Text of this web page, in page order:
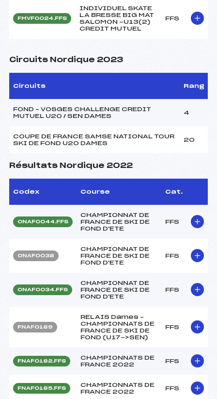
FMVF0024.FFS
INDIVIDUEL SKATE
LA BRESSE BIG MAT
SALOMON -U13(2)
CREDIT MUTUEL
FFS
Circuits Nordique 2023
Circuits Rang
FOND – VOSGES CHALLENGE CREDIT
MUTUEL U20 / SEN DAMES
4
COUPE DE FRANCE SAMSE NATIONAL TOUR
SKI DE FOND U20 DAMES
20
Résultats Nordique 2022
Codex Course Cat.
ONAF0044.FFS
CHAMPIONNAT DE
FRANCE DE SKI DE
FOND D'ETE
FFS
ONAF0038
CHAMPIONNAT DE
FRANCE DE SKI DE
FOND D'ETE
FFS
ONAF0034.FFS
CHAMPIONNAT DE
FRANCE DE SKI DE
FOND D'ETE
FFS
FNAF0189
RELAIS Dames –
CHAMPIONNATS DE
FRANCE DE SKI DE
FOND (U17->SEN)
FFS
FNAF0182.FFS
CHAMPIONNATS DE
FRANCE 2022
FFS
FNAF0185.FFS
CHAMPIONNATS DE
FRANCE 2022
FFS